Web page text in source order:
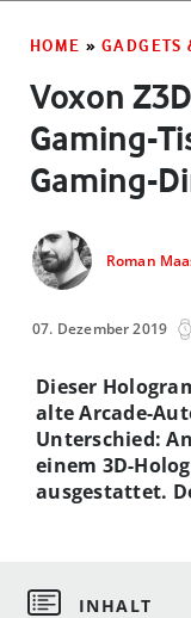
HOME » GADGETS
Voxon
Gaming-
Gaming-
Roman
07. Dezember 2019
Dieser
alte Arcade-
Unterschied:
einem 3D-
ausgestattet.